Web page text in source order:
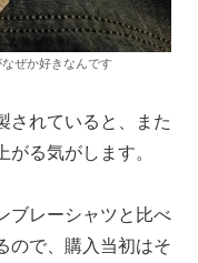
ぜか好きなんです
されていると、また
る気がします。
ブレーシャツと比べ
ので、購入当初はそ